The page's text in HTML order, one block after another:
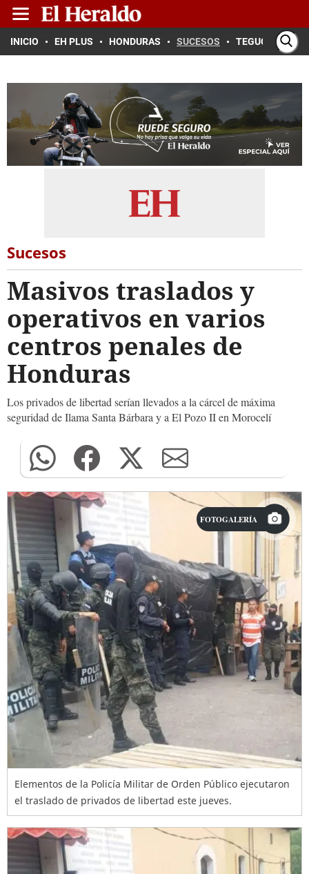
INICIO EH PLUS HONDURAS SUCESOS TEGUCIGALPA
Sucesos
Masivos traslados y
operativos en varios
centros penales de
Honduras
Los privados de libertad serían llevados a la cárcel de máxima
seguridad de Ilama Santa Bárbara y a El Pozo II en Morocelí
FOTOGALERÍA
Elementos de la Policía Militar de Orden Público ejecutaron
el traslado de privados de libertad este jueves.